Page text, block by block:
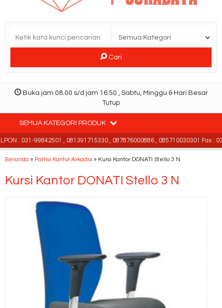
Cari
Buka jam 08.00 s/d jam 16.50 , Sabtu, Minggu & Hari Besar
Tutup
SEMUA KATEGORI PRODUK
: 031-99842501 , 081391715330 , 087876000886 , 085710030301 Fax :
Beranda » Partisi Kantor Arkadia » Kursi Kantor DONATI Stello 3 N
Kursi Kantor DONATI Stello 3 N